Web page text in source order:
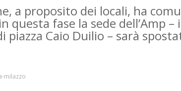
a proposito dei locali, ha
questa fase la sede dell’Amp
Caio Duilio – sarà
milazzo